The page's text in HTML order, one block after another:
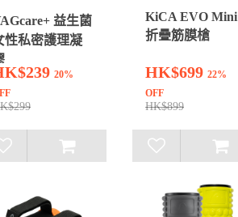
益生菌
性私密護理凝
20%
KiCA EVO Mini
折疊筋膜槍
HK$699 22%
OFF
HK$899